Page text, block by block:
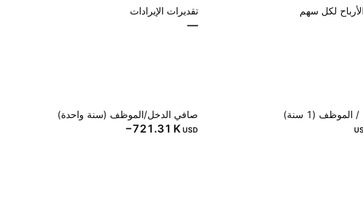
لكل سهم تقديرات الإيرادات
—
الموظف (1 سنة) صافي الدخل/الموظف (سنة واحدة)
‪−721.31 K‬ USD